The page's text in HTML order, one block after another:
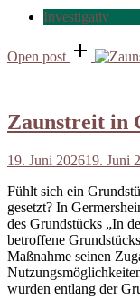
Investigativ
Open post
Zaunstreit in
19. Juni 202619. Juni
Fühlt sich ein
gesetzt? In
des Grundstücks „In
betroffene
Maßnahme seinen
wurden entlang der